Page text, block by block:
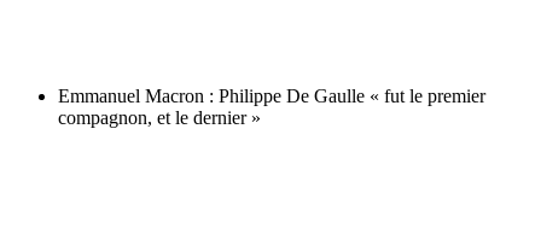
Emmanuel Macron : Philippe De Gaulle « fut le premier
compagnon, et le dernier »